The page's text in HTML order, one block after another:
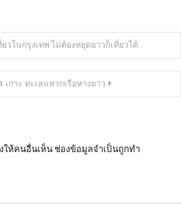
วในกรุงเทพ ไม่ต้องหยุดยาวก็เที่ยวได้
เกาะ ทะเลแหวกเรือหางยาว
ให้คนอื่นเห็น ช่องข้อมูลจำเป็นถูกทำ